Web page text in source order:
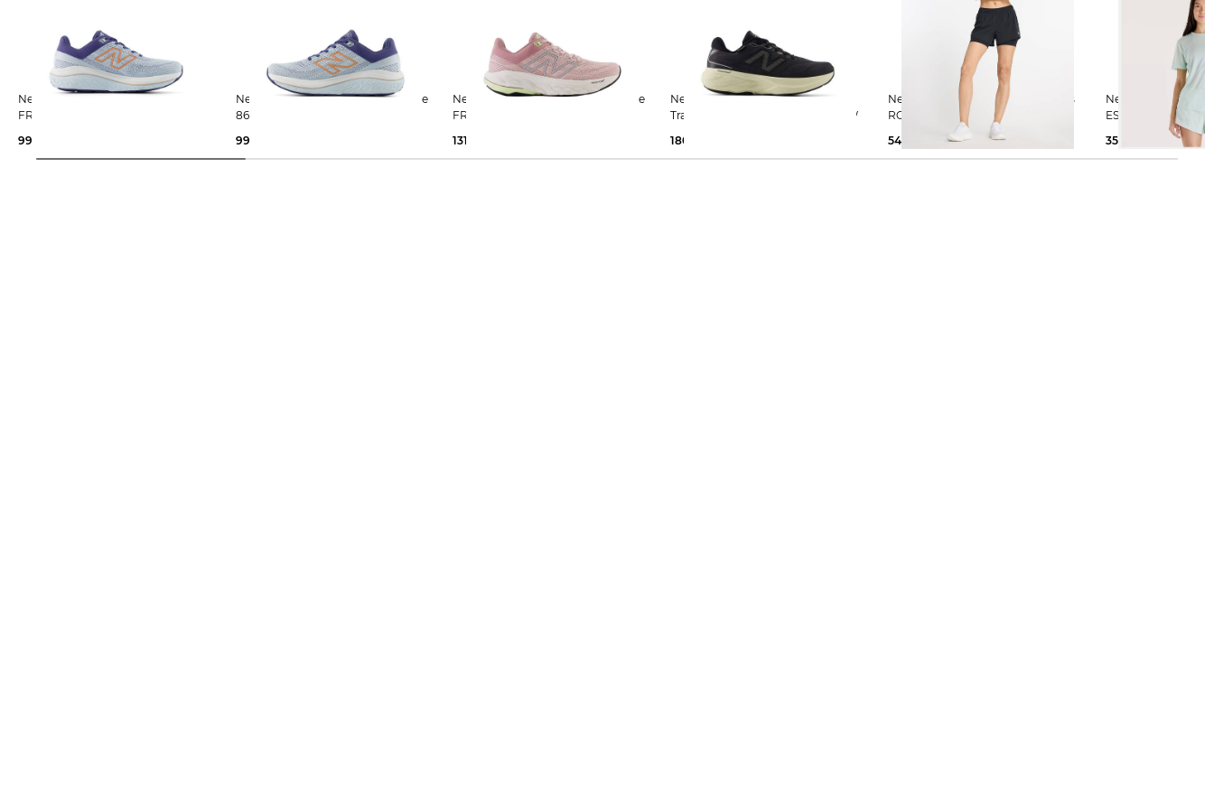
New Balance | Damen Laufschuh
FRESH FOAM X 860V14
99,99 €
New Balance | Damen Laufschuhe
860 V14 2A
99,99 €
New Balance | Damen Laufschuhe
FRESH FOAM 860 V14
131,35 €
New Balance | Damen
Trailrunningschuhe 880 V15 GTX W
180,00 €
New Balance | Damen Laufshorts
RC 2-IN-1
54,99 €
70,00 €
New Balance | Damen Laufshirt RC
ESSENTIAL
35,99 €
45,00 €